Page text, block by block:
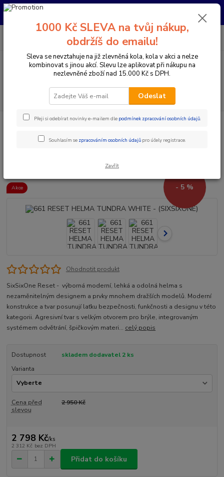
Pro nachystání kola / doplňků na prodejně si prosím zavolejte dopředu.
Menu
CZK
PO-PÁ 10:00-17:00 | SO: 9:00-12:00
Doplňky a helmy Cyklistické helmy Integrální helmy
WHITE - (SIXSIXONE)
Akce - 5 %
Ohodnotit produkt
SixSixOne Reset - výborná moderní, lehká a odolná helma s
nezaměnitelným designem a prvky mnohem dražších modelů. Moderní
konstrukce a tvar posunují laťku bezpečnosti, funkčnosti a designu v této
kategorii. Agresivní tvar s velkým otvorem pro brýle, integrovaným
systémem odvětrání, špičkovým materi... celý popis
Dostupnost
skladem dodavatel 2 ks
Varianta
Cena před
slevou
2 950 Kč
2 798 Kč/ks
2 312 Kč bez DPH
Přidat do košíku
1000 Kč SLEVA na tvůj nákup,
obdržíš do emailu!
Sleva se nevztahuje na již zlevněná kola, kola v akci a nelze
kombinovat s jinou akcí. Slevu lze aplikovat při nákupu na
nezlevněné zboží nad 15.000 Kč s DPH.
Odeslat
Přeji si odebírat novinky e-mailem dle podmínek zpracování osobních údajů.
Souhlasím se zpracováním osobních údajů pro účely registrace.
Zavřít